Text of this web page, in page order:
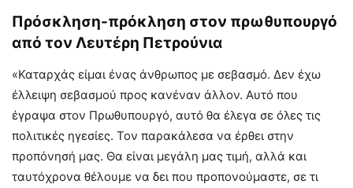
Πρόσκληση-πρόκληση στον πρωθυπουργό
από τον Λευτέρη Πετρούνια
«Καταρχάς είμαι ένας άνθρωπος με σεβασμό. Δεν έχω
έλλειψη σεβασμού προς κανέναν άλλον. Αυτό που
έγραψα στον Πρωθυπουργό, αυτό θα έλεγα σε όλες τις
πολιτικές ηγεσίες. Τον παρακάλεσα να έρθει στην
προπόνησή μας. Θα είναι μεγάλη μας τιμή, αλλά και
ταυτόχρονα θέλουμε να δει που προπονούμαστε, σε τι